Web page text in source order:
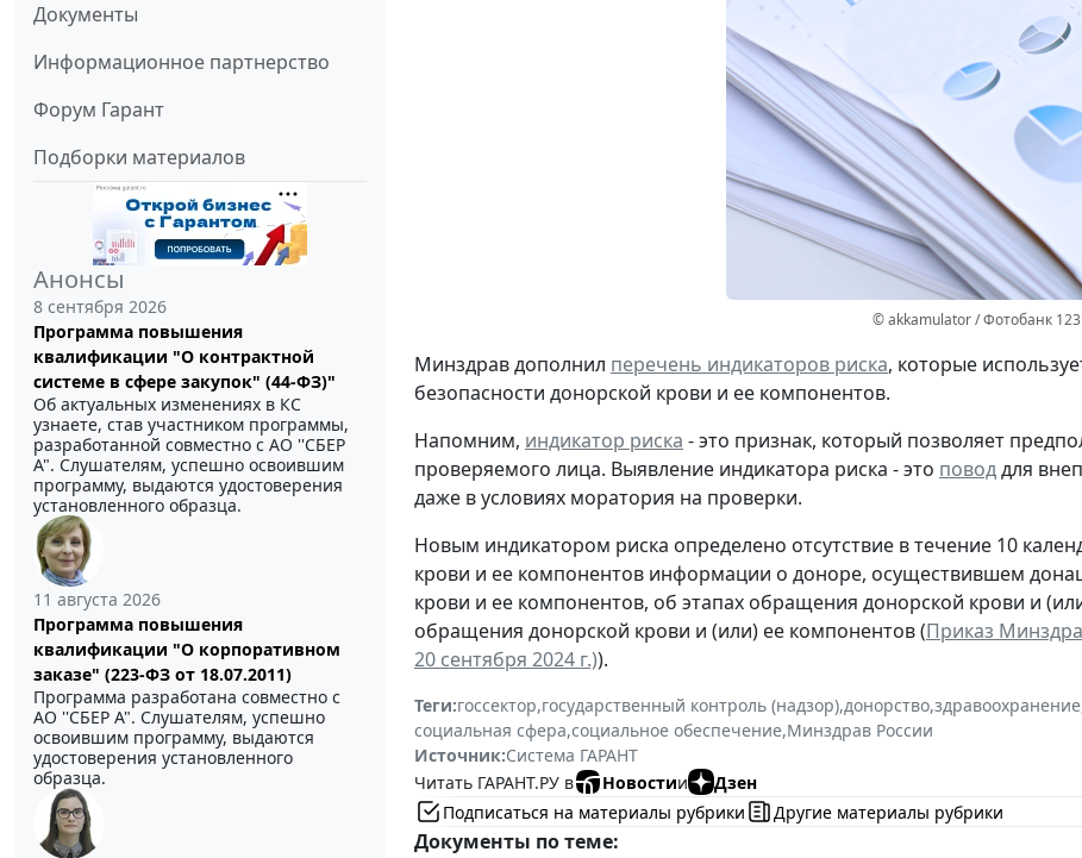
Документы
Информационное партнерство
Форум Гарант
Подборки материалов
Анонсы
8 сентября 2026
Программа повышения
квалификации "О контрактной
системе в сфере закупок" (44-ФЗ)"
Об актуальных изменениях в КС
узнаете, став участником программы,
разработанной совместно с АО ''СБЕР
А". Слушателям, успешно освоившим
программу, выдаются удостоверения
установленного образца.
11 августа 2026
Программа повышения
квалификации "О корпоративном
заказе" (223-ФЗ от 18.07.2011)
Программа разработана совместно с
АО ''СБЕР А". Слушателям, успешно
освоившим программу, выдаются
удостоверения установленного
образца.
© akkamulator / Фотобанк
Минздрав дополнил перечень индикаторов риска, которые
безопасности донорской крови и ее компонентов.
Напомним, индикатор риска - это признак, который позволяет
проверяемого лица. Выявление индикатора риска - это поводдля
даже в условиях моратория на проверки.
Новым индикатором риска определено отсутствие в течение 10
крови и ее компонентов информации о доноре, осуществившем
крови и ее компонентов, об этапах обращения донорской крови и
обращения донорской крови и (или) ее компонентов (Приказ
20 сентября 2024 г.)).
Теги:госсектор,государственный контроль (надзор),донорство,здравоохранение
социальная сфера,социальное обеспечение,Минздрав России
Источник:Система ГАРАНТ
Читать ГАРАНТ.РУ в
Новостии
Дзен
Подписаться на материалы рубрики
Другие материалы рубрики
Документы по теме: